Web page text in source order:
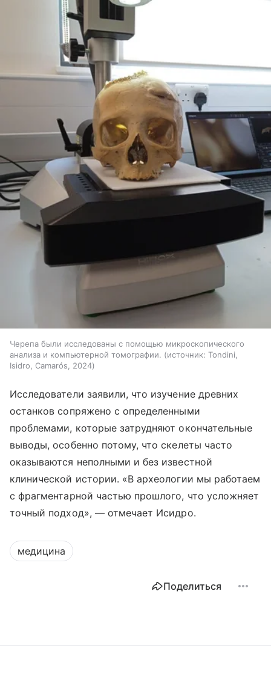
Черепа были исследованы с помощью микроскопического
анализа и компьютерной томографии.
источник: Tondini,
Isidro, Camarós, 2024
Исследователи заявили, что изучение древних
останков сопряжено с определенными
проблемами, которые затрудняют окончательные
выводы, особенно потому, что скелеты часто
оказываются неполными и без известной
клинической истории. «В археологии мы работаем
с фрагментарной частью прошлого, что усложняет
точный подход», — отмечает Исидро.
медицина
Поделиться